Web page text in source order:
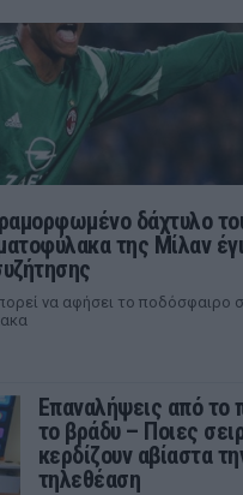
δάχτυλο
της Μίλαν
να αφήσει το ποδόσφαιρο
Επαναλήψεις από το
το βράδυ – Ποιες
κερδίζουν αβίαστα
τηλεθέαση